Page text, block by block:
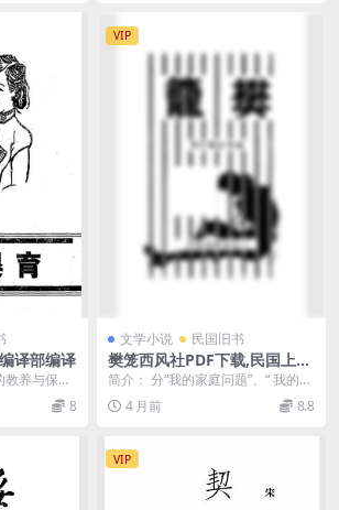
译部编译
养与保健
（1）、加
8
VIP
文学小说 民国旧书
樊笼西风社PDF下载,民国上海
西风社散文集
简介： 分“我的家庭问题”、“ 我的婚
姻问题”两辑，收征文28篇。书前有
编者的《...
4 月前 8.8
VIP